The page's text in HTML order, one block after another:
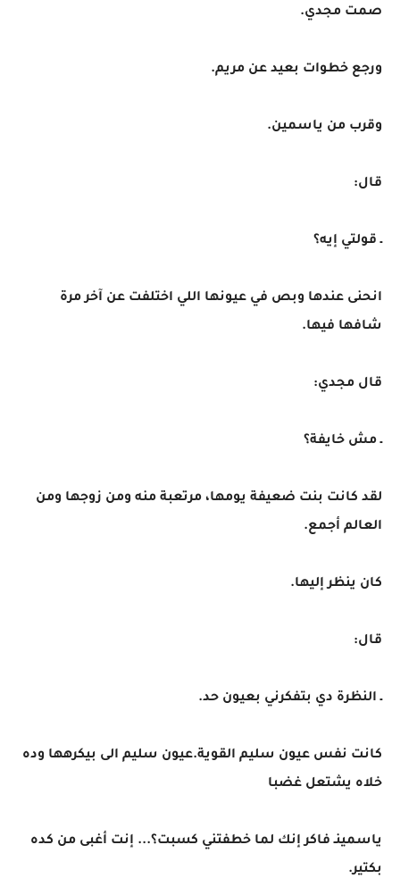
صمت مجدي.
ورجع خطوات بعيد عن مريم.
وقرب من ياسمين.
قال:
ـ قولتي إيه؟
انحنى عندها وبص في عيونها اللي اختلفت عن آخر مرة
شافها فيها.
قال مجدي:
ـ مش خايفة؟
لقد كانت بنت ضعيفة يومها، مرتعبة منه ومن زوجها ومن
العالم أجمع.
كان ينظر إليها.
قال:
ـ النظرة دي بتفكرني بعيون حد.
كانت نفس عيون سليم القوية.عيون سليم الى بيكرهها وده
خلاه يشتعل غضبا
ياسمينـ فاكر إنك لما خطفتني كسبت؟... إنت أغبى من كده
بكتير.